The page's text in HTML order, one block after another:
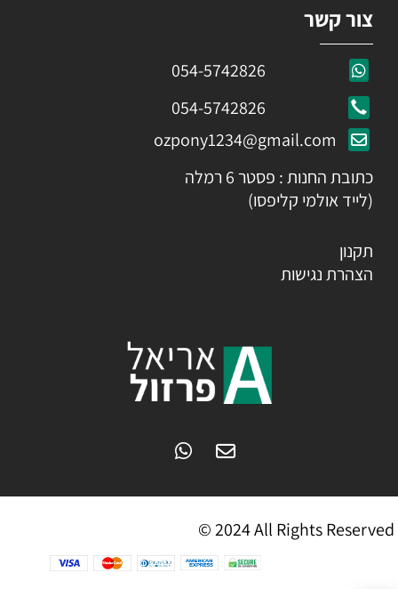
צור קשר
054-5742826
054-5742826
ozpony1234@gmail.com
כתובת החנות : פסטר 6 רמלה
(לייד אולמי קליפסו)
תקנון
הצהרת נגישות
© 2024 All Rights Reserved